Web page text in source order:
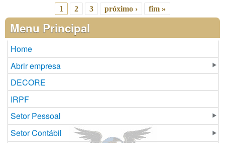
Páginas
1 2 3 próximo › fim »
Menu Principal
Home
Abrir empresa
DECORE
IRPF
Setor Pessoal
Setor Contábil